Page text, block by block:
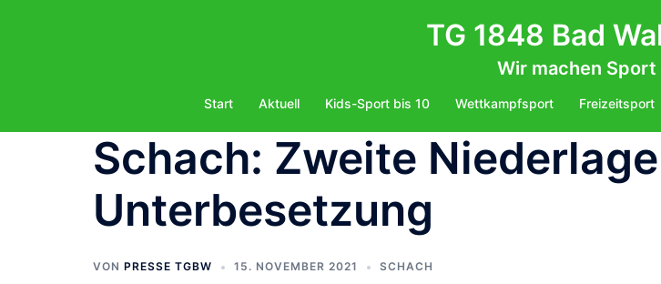
TG 1848 Bad
Wir machen Sport
Start Aktuell Kids-Sport bis 10 Wettkampfsport Freizeitsport
Schach: Zweite
Unterbesetzung
VON PRESSE TGBW 15. NOVEMBER 2021 SCHACH